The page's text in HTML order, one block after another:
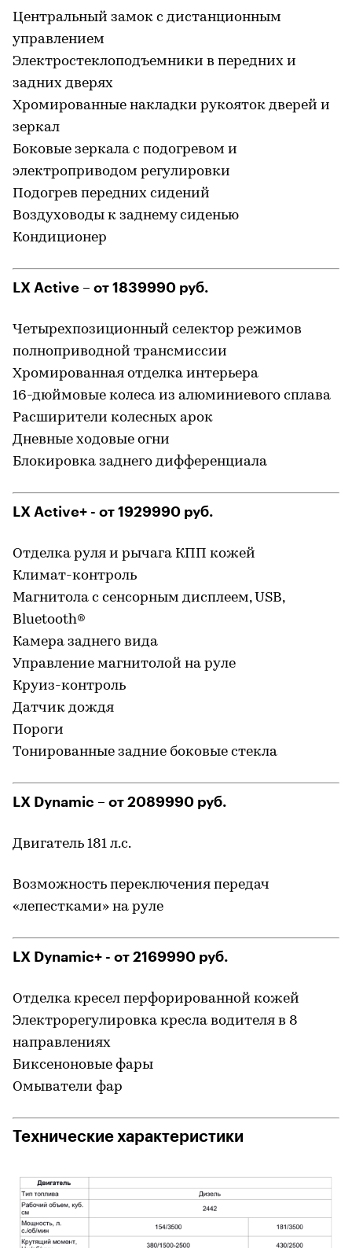
Центральный замок с дистанционным
управлением
Электростеклоподъемники в передних и
задних дверях
Хромированные накладки рукояток дверей и
зеркал
Боковые зеркала с подогревом и
электроприводом регулировки
Подогрев передних сидений
Воздуховоды к заднему сиденью
Кондиционер
LX Active – от 1839990 руб.
Четырехпозиционный селектор режимов
полноприводной трансмиссии
Хромированная отделка интерьера
16-дюймовые колеса из алюминиевого сплава
Расширители колесных арок
Дневные ходовые огни
Блокировка заднего дифференциала
LX Active+ - от 1929990 руб.
Отделка руля и рычага КПП кожей
Климат-контроль
Магнитола с сенсорным дисплеем, USB,
Bluetooth®
Камера заднего вида
Управление магнитолой на руле
Круиз-контроль
Датчик дождя
Пороги
Тонированные задние боковые стекла
LX Dynamic – от 2089990 руб.
Двигатель 181 л.с.
Возможность переключения передач
«лепестками» на руле
LX Dynamic+ - от 2169990 руб.
Отделка кресел перфорированной кожей
Электрорегулировка кресла водителя в 8
направлениях
Биксеноновые фары
Омыватели фар
Технические характеристики